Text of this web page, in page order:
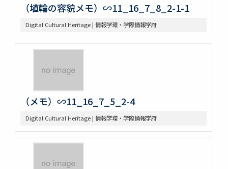
（埴輪の容貌メモ）∽11_16_7_8_2-1-1
Digital Cultural Heritage | 情報学環・学際情報学府
（メモ）∽11_16_7_5_2-4
Digital Cultural Heritage | 情報学環・学際情報学府